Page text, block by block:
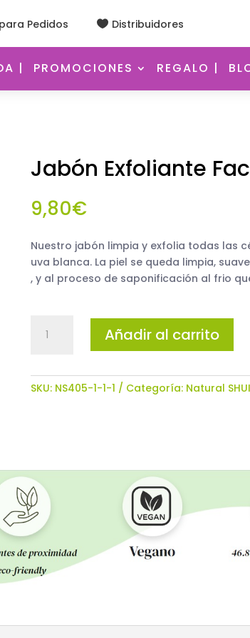
Pedidos  Distribuidores
| PROMOCIONES REGALO |
Jabón Exfoliante
9,80€
Nuestro jabón limpia y exfolia todas las
uva blanca. La piel se queda limpia,
, y al proceso de saponificación al frio
Exfoliante
Añadir al carrito
SKU: NS405-1-1-1 Categoría: Natural